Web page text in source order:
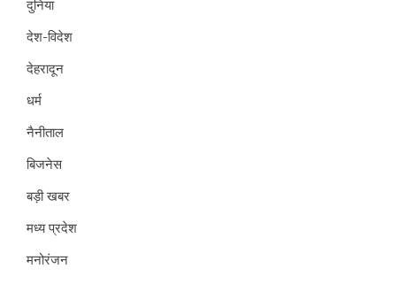
दुनिया
देश-विदेश
देहरादून
धर्म
नैनीताल
बिजनेस
बड़ी खबर
मध्य प्रदेश
मनोरंजन